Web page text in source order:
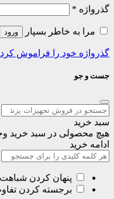
گذرواژه *
مرا به خاطر بسپار ورود
گذرواژه خود را فراموش
جست و جو
سبد خرید
هیچ محصولی در سبد خرید
ادامه خرید
پنهان کردن
برجسته کردن